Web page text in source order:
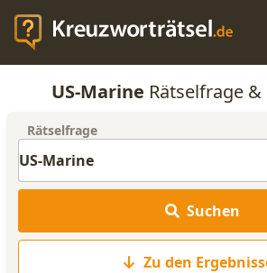
KREUZWORTRÄTSEL-
ANAGRAMM-
US-Marine Rätselfrage
Rätselfrage
Suchen
Zu den